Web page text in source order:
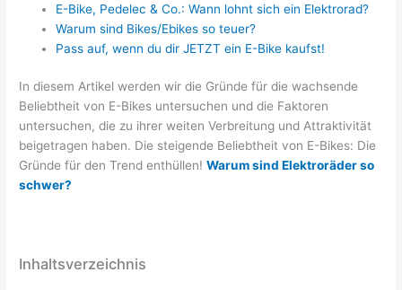
E-Bike, Pedelec & Co.: Wann lohnt sich ein Elektrorad?
Warum sind Bikes/Ebikes so teuer?
Pass auf, wenn du dir JETZT ein E-Bike kaufst!
In diesem Artikel werden wir die Gründe für die wachsende
Beliebtheit von E-Bikes untersuchen und die Faktoren
untersuchen, die zu ihrer weiten Verbreitung und Attraktivität
beigetragen haben. Die steigende Beliebtheit von E-Bikes: Die
Gründe für den Trend enthüllen!Warum sind Elektroräder so
schwer?
Inhaltsverzeichnis